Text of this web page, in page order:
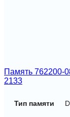
Память 762200-
2133
Тип памяти